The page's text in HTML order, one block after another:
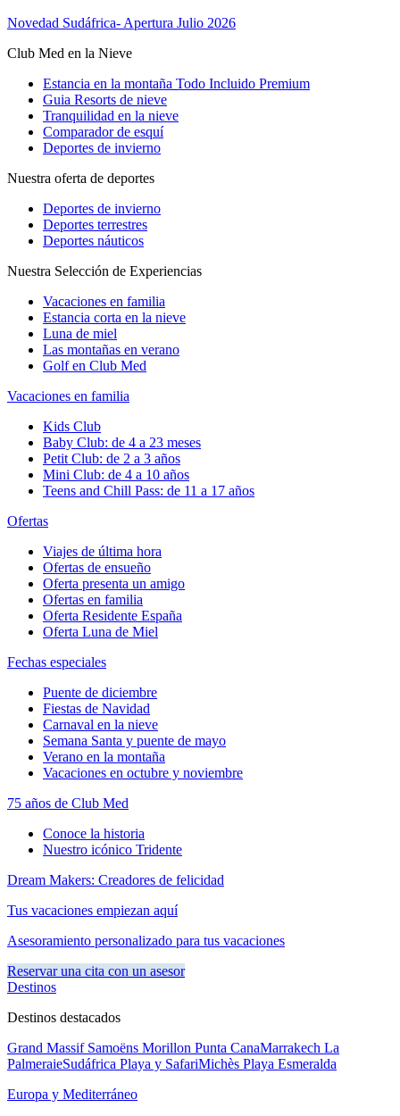
Novedad Sudáfrica- Apertura Julio 2026
Club Med en la Nieve
Estancia en la montaña Todo Incluido Premium
Guia Resorts de nieve
Tranquilidad en la nieve
Comparador de esquí
Deportes de invierno
Nuestra oferta de deportes
Deportes de invierno
Deportes terrestres
Deportes náuticos
Nuestra Selección de Experiencias
Vacaciones en familia
Estancia corta en la nieve
Luna de miel
Las montañas en verano
Golf en Club Med
Vacaciones en familia
Kids Club
Baby Club: de 4 a 23 meses
Petit Club: de 2 a 3 años
Mini Club: de 4 a 10 años
Teens and Chill Pass: de 11 a 17 años
Ofertas
Viajes de última hora
Ofertas de ensueño
Oferta presenta un amigo
Ofertas en familia
Oferta Residente España
Oferta Luna de Miel
Fechas especiales
Puente de diciembre
Fiestas de Navidad
Carnaval en la nieve
Semana Santa y puente de mayo
Verano en la montaña
Vacaciones en octubre y noviembre
75 años de Club Med
Conoce la historia
Nuestro icónico Tridente
Dream Makers: Creadores de felicidad
Tus vacaciones empiezan aquí
Asesoramiento personalizado para tus vacaciones
Reservar una cita con un asesor
Destinos
Destinos destacados
Grand Massif Samoëns Morillon Punta CanaMarrakech La
PalmeraieSudáfrica Playa y SafariMichès Playa Esmeralda
Europa y Mediterráneo